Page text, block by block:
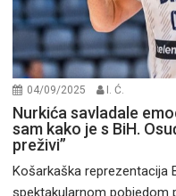
04/09/2025 I. Ć.
Nurkića savladale
sam kako je s BiH.
preživi”
Košarkaška reprezentacija
spektakularnom pobjedom